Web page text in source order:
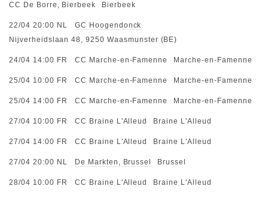
CC De Borre, Bierbeek
Bierbeek
22/04 20:00 NL
GC Hoogendonck
Nijverheidslaan 48, 9250 Waasmunster (BE)
24/04 14:00 FR CC Marche-en-Famenne Marche-en-Famenne
25/04 10:00 FR CC Marche-en-Famenne Marche-en-Famenne
25/04 14:00 FR CC Marche-en-Famenne Marche-en-Famenne
27/04 10:00 FR CC Braine L'Alleud Braine L'Alleud
27/04 14:00 FR CC Braine L'Alleud Braine L'Alleud
27/04 20:00 NL De Markten, Brussel Brussel
28/04 10:00 FR CC Braine L'Alleud Braine L'Alleud